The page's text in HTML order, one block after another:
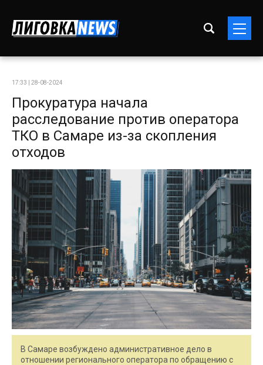
17:33 | 28-08-2024
Прокуратура начала
расследование против оператора
ТКО в Самаре из-за скопления
отходов
В Самаре возбуждено административное дело в
отношении регионального оператора по обращению с